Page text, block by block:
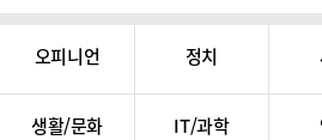
오피니언 정치
생활/문화 IT/과학